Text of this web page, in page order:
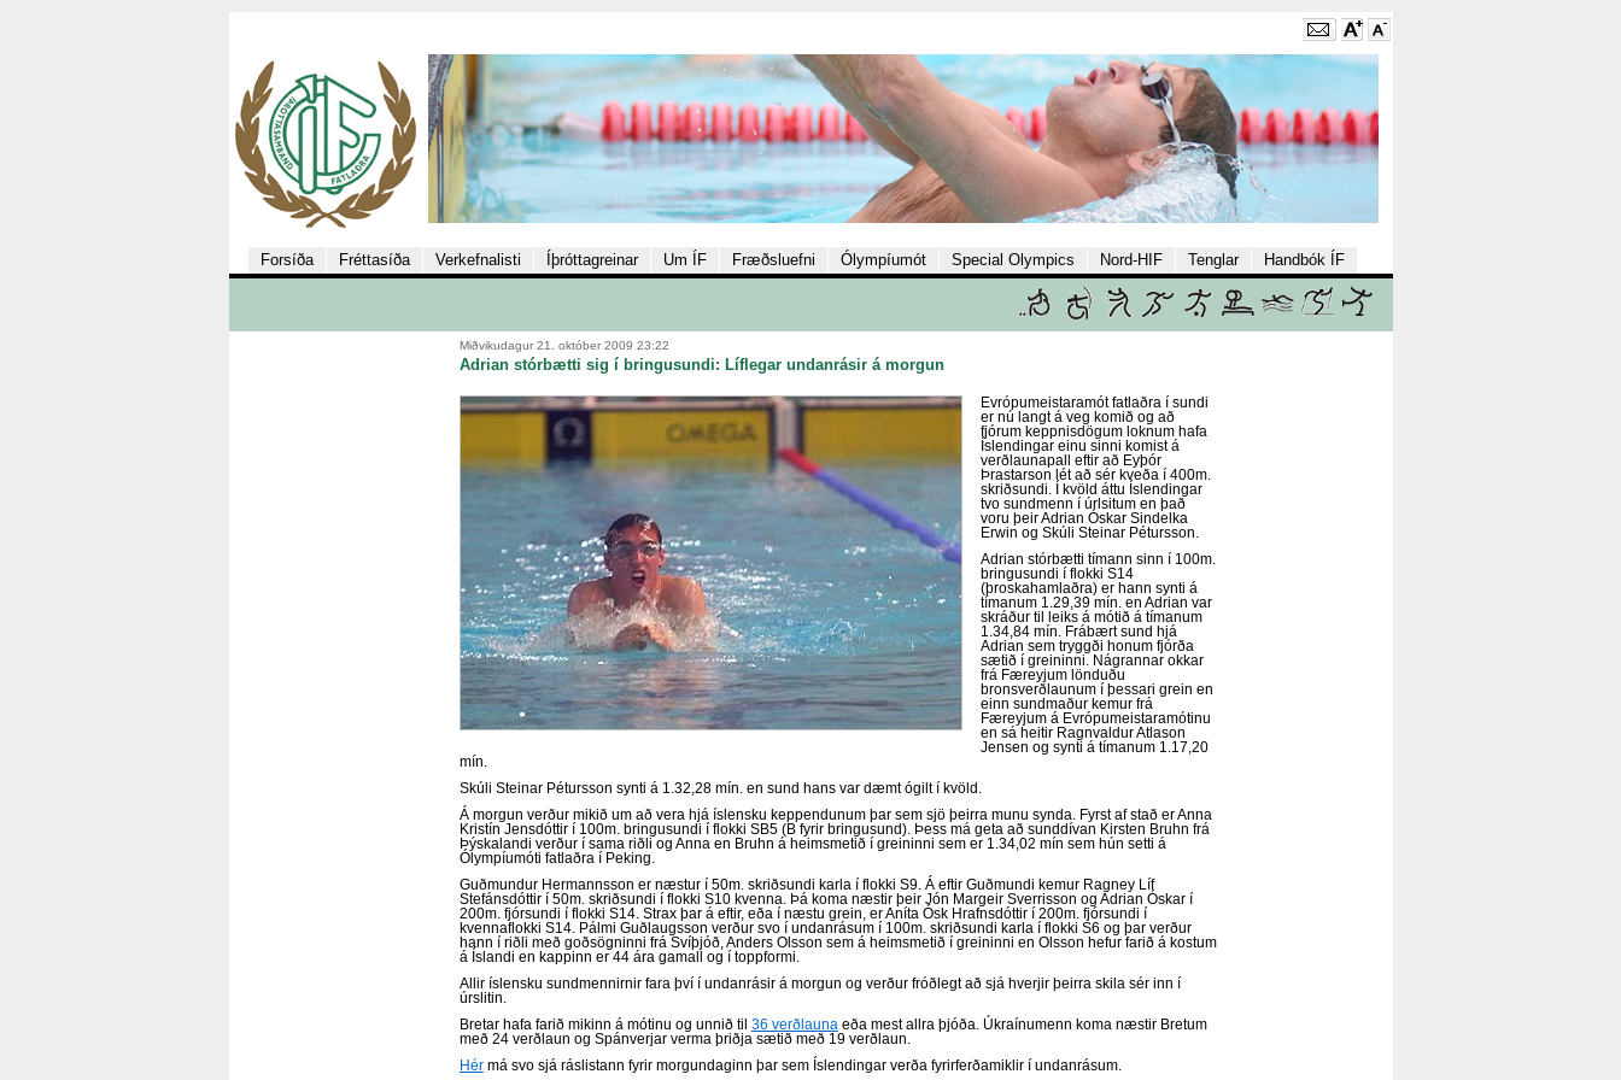
Forsíða Fréttasíða Verkefnalisti Íþróttagreinar Um ÍF Fræðsluefni Ólympíumót Special Olympics Nord-HIF Tenglar Handbók ÍF
Miðvikudagur 21. október 2009 23:22
Adrian stórbætti sig í bringusundi: Líflegar undanrásir á morgun
Evrópumeistaramót fatlaðra í sundi
er nú langt á veg komið og að
fjórum keppnisdögum loknum hafa
Íslendingar einu sinni komist á
verðlaunapall eftir að Eyþór
Þrastarson lét að sér kveða í 400m.
skriðsundi. Í kvöld áttu Íslendingar
tvo sundmenn í úrlsitum en það
voru þeir Adrian Óskar Sindelka
Erwin og Skúli Steinar Pétursson.
Adrian stórbætti tímann sinn í 100m.
bringusundi í flokki S14
(þroskahamlaðra) er hann synti á
tímanum 1.29,39 mín. en Adrian var
skráður til leiks á mótið á tímanum
1.34,84 mín. Frábært sund hjá
Adrian sem tryggði honum fjórða
sætið í greininni. Nágrannar okkar
frá Færeyjum lönduðu
bronsverðlaunum í þessari grein en
einn sundmaður kemur frá
Færeyjum á Evrópumeistaramótinu
en sá heitir Ragnvaldur Atlason
Jensen og synti á tímanum 1.17,20
mín.
Skúli Steinar Pétursson synti á 1.32,28 mín. en sund hans var dæmt ógilt í kvöld.
Á morgun verður mikið um að vera hjá íslensku keppendunum þar sem sjö þeirra munu synda. Fyrst af stað er Anna
Kristín Jensdóttir í 100m. bringusundi í flokki SB5 (B fyrir bringusund). Þess má geta að sunddívan Kirsten Bruhn frá
Þýskalandi verður í sama riðli og Anna en Bruhn á heimsmetið í greininni sem er 1.34,02 mín sem hún setti á
Ólympíumóti fatlaðra í Peking.
Guðmundur Hermannsson er næstur í 50m. skriðsundi karla í flokki S9. Á eftir Guðmundi kemur Ragney Líf
Stefánsdóttir í 50m. skriðsundi í flokki S10 kvenna. Þá koma næstir þeir Jón Margeir Sverrisson og Adrian Óskar í
200m. fjórsundi í flokki S14. Strax þar á eftir, eða í næstu grein, er Aníta Ósk Hrafnsdóttir í 200m. fjórsundi í
kvennaflokki S14. Pálmi Guðlaugsson verður svo í undanrásum í 100m. skriðsundi karla í flokki S6 og þar verður
hann í riðli með goðsögninni frá Svíþjóð, Anders Olsson sem á heimsmetið í greininni en Olsson hefur farið á kostum
á Íslandi en kappinn er 44 ára gamall og í toppformi.
Allir íslensku sundmennirnir fara því í undanrásir á morgun og verður fróðlegt að sjá hverjir þeirra skila sér inn í
úrslitin.
Bretar hafa farið mikinn á mótinu og unnið til 36 verðlauna eða mest allra þjóða. Úkraínumenn koma næstir Bretum
með 24 verðlaun og Spánverjar verma þriðja sætið með 19 verðlaun.
Hérmá svo sjá ráslistann fyrir morgundaginn þar sem Íslendingar verða fyrirferðamiklir í undanrásum.